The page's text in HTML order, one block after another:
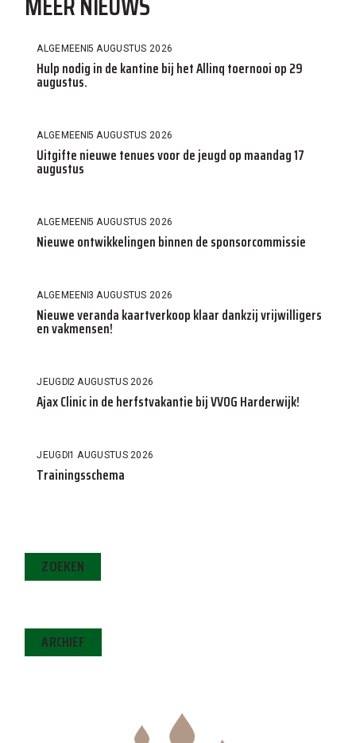
ALGEMEEN5 AUGUSTUS 2026
Hulp nodig in de kantine bij het Allinq toernooi op 29
augustus.
ALGEMEEN5 AUGUSTUS 2026
Uitgifte nieuwe tenues voor de jeugd op maandag 17
augustus
ALGEMEEN5 AUGUSTUS 2026
Nieuwe ontwikkelingen binnen de sponsorcommissie
ALGEMEEN3 AUGUSTUS 2026
Nieuwe veranda kaartverkoop klaar dankzij vrijwilligers
en vakmensen!
JEUGD2 AUGUSTUS 2026
Ajax Clinic in de herfstvakantie bij VVOG Harderwijk!
JEUGD1 AUGUSTUS 2026
Trainingsschema
ZOEKEN
ARCHIEF